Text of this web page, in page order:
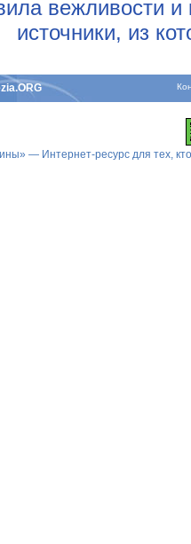
вежливости и
источники, из
— Интернет-ресурс для тех,